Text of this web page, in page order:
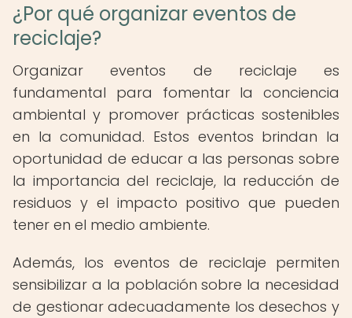
¿Por qué organizar eventos de
reciclaje?
Organizar eventos de reciclaje es
fundamental para fomentar la conciencia
ambiental y promover prácticas sostenibles
en la comunidad. Estos eventos brindan la
oportunidad de educar a las personas sobre
la importancia del reciclaje, la reducción de
residuos y el impacto positivo que pueden
tener en el medio ambiente.
Además, los eventos de reciclaje permiten
sensibilizar a la población sobre la necesidad
de gestionar adecuadamente los desechos y